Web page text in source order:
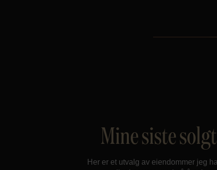
Mine siste
Her er et utvalg av eiendommer jeg